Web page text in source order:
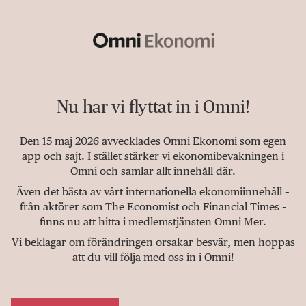
Nu har vi flyttat in i Omni!
Den 15 maj 2026 avvecklades Omni Ekonomi som egen
app och sajt. I stället stärker vi ekonomibevakningen i
Omni och samlar allt innehåll där.
Även det bästa av vårt internationella ekonomiinnehåll –
från aktörer som The Economist och Financial Times –
finns nu att hitta i medlemstjänsten Omni Mer.
Vi beklagar om förändringen orsakar besvär, men hoppas
att du vill följa med oss in i Omni!